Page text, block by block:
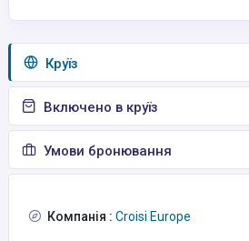
Круїз
Включено в круїз
Умови бронювання
Компанія : Croisi Europe